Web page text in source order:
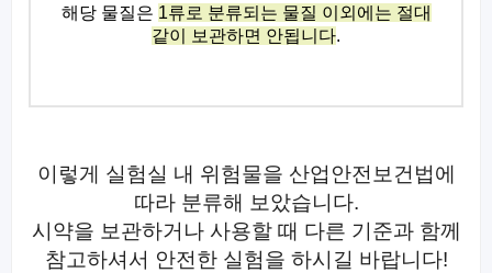
해당 물질은 1류로 분류되는 물질 이외에는 절대
같이 보관하면 안됩니다.
이렇게 실험실 내 위험물을 산업안전보건법에
따라 분류해 보았습니다.
시약을 보관하거나 사용할 때 다른 기준과 함께
참고하셔서 안전한 실험을 하시길 바랍니다!